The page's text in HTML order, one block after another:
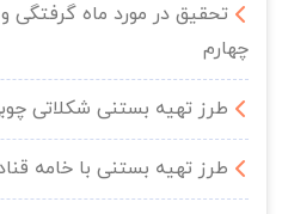
تحقیق در مورد ماه
چهارم
طرز تهیه بستنی شکلاتی
طرز تهیه بستنی با خامه